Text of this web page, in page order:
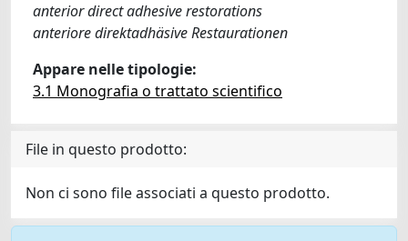
anterior direct adhesive restorations
anteriore direktadhäsive Restaurationen
Appare nelle tipologie:
3.1 Monografia o trattato scientifico
File in questo prodotto:
Non ci sono file associati a questo prodotto.